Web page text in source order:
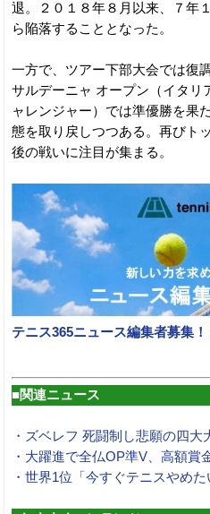
退。２０１８年８月以来、７年
ら陥落することとなった。
一方で、ツアー下部大会では復
サルデーニャ オープン（イタリ
ャレンジャー）では準優勝を果
態を取り戻しつつある。再びト
後の戦いに注目が集まる。
テニス365ニュース編集者募集！
■関連ニュース
・ズベレフ 死闘制し悲願の四大
・大躍進で全仏OP準V、高額賞
・世界1位「今すぐテニスやめた